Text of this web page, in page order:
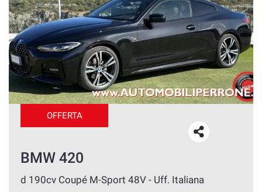
OFFERTA
BMW 420
d 190cv Coupé M-Sport 48V - Uff. Italiana